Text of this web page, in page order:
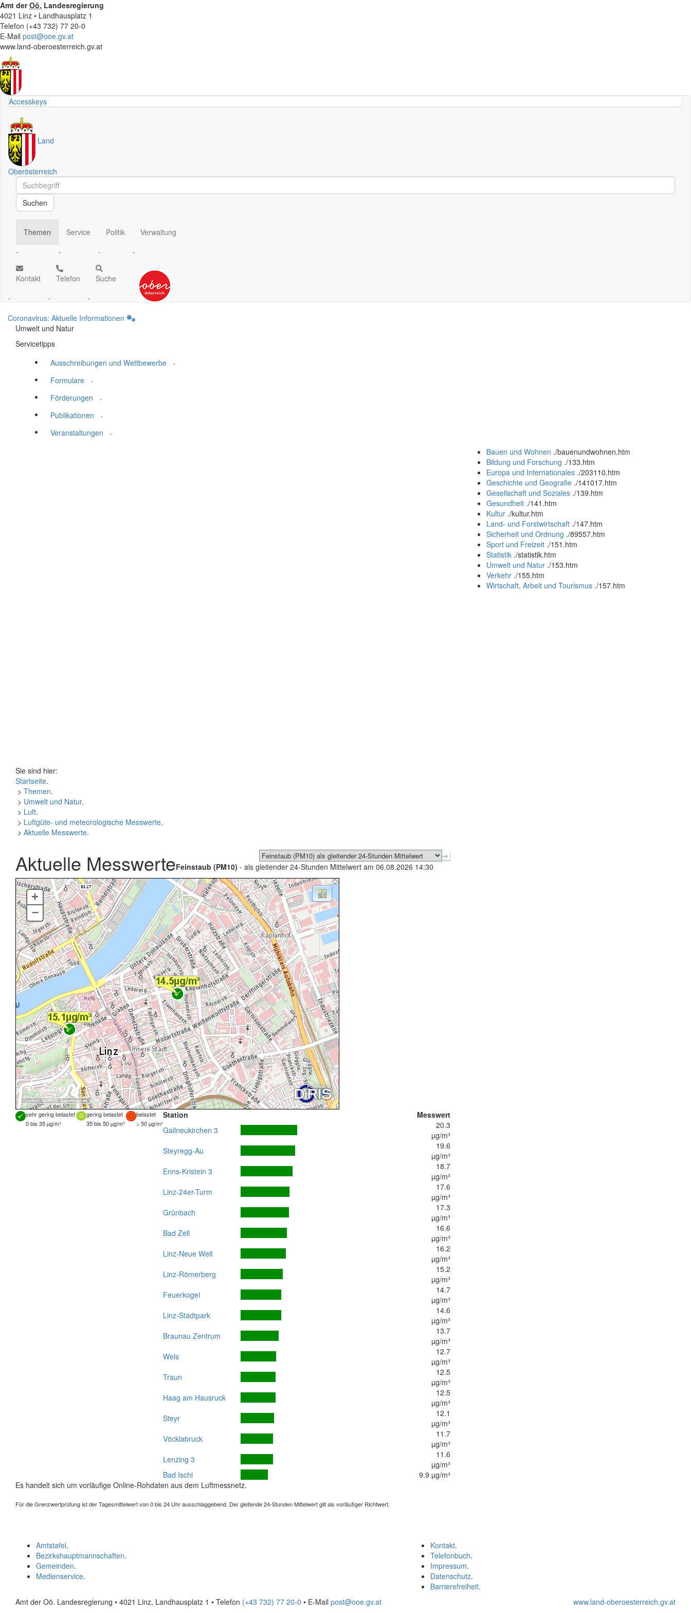
Amt derOö. Landesregierung
4021 Linz • Landhausplatz 1
Telefon (+43 732) 77 20-0
E-Mail post@ooe.gv.at
www.land-oberoesterreich.gv.at
Accesskeys
Land
Oberösterreich
Schnellsuche
Schnellsuche
Suchen
Themen
.
Service
.
Politik
.
Verwaltung
.
Kontakt
.
Telefon
.
Suche
.
Coronavirus: Aktuelle Informationen
Umwelt und Natur
Servicetipps
Ausschreibungen und Wettbewerbe
.
Formulare
.
Förderungen
.
Publikationen
.
Veranstaltungen
.
Bauen und Wohnen ./bauenundwohnen.htm
Bildung und Forschung ./133.htm
Europa und Internationales ./203110.htm
Geschichte und Geografie ./141017.htm
Gesellschaft und Soziales ./139.htm
Gesundheit ./141.htm
Kultur ./kultur.htm
Land- und Forstwirtschaft ./147.htm
Sicherheit und Ordnung ./89557.htm
Sport und Freizeit ./151.htm
Statistik ./statistik.htm
Umwelt und Natur ./153.htm
Verkehr ./155.htm
Wirtschaft, Arbeit und Tourismus ./157.htm
Sie sind hier:
Startseite.
> Themen.
> Umwelt und Natur.
> Luft.
> Luftgüte- und meteorologische Messwerte.
> Aktuelle Messwerte.
Aktuelle MesswerteFeinstaub (PM10) - als gleitender 24-Stunden Mittelwert am 06.08.2026 14:30
Quellen:DORIS, basemap.at
+
–
sehr gering belastet gering belastet
belastet
0 bis 35 µg/m³
35 bis 50 µg/m³ > 50 µg/m³
Station
Messwert
Gallneukirchen 3
20.3
µg/m³
Steyregg-Au
19.6
µg/m³
Enns-Kristein 3
18.7
µg/m³
Linz-24er-Turm
17.6
µg/m³
Grünbach
17.3
µg/m³
Bad Zell
16.6
µg/m³
Linz-Neue Welt
16.2
µg/m³
Linz-Römerberg
15.2
µg/m³
Feuerkogel
14.7
µg/m³
Linz-Stadtpark
14.6
µg/m³
Braunau Zentrum
13.7
µg/m³
Wels
12.7
µg/m³
Traun
12.5
µg/m³
Haag am Hausruck
12.5
µg/m³
Steyr
12.1
µg/m³
Vöcklabruck
11.7
µg/m³
Lenzing 3
11.6
µg/m³
Bad Ischl
9.9 µg/m³
Es handelt sich um vorläufige Online-Rohdaten aus dem Luftmessnetz.
Für die Grenzwertprüfung ist der Tagesmittelwert von 0 bis 24 Uhr ausschlaggebend. Der gleitende 24-Stunden Mittelwert gilt als vorläufiger Richtwert.
Kontakt.
Telefonbuch.
Impressum.
Datenschutz.
Barrierefreiheit.
Amtstafel.
Bezirkshauptmannschaften.
Gemeinden.
Medienservice.
Amt der Oö. Landesregierung • 4021 Linz, Landhausplatz 1 • Telefon (+43 732) 77 20-0 • E-Mail post@ooe.gv.at www.land-oberoesterreich.gv.at